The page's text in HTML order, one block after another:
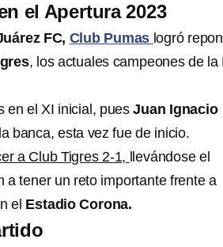
el Apertura 2023
FC, Club Pumas logró
, los actuales campeones de la
en el XI inicial, puesJuan Ignacio
banca, esta vez fue de inicio.
a Club Tigres 2-1,
llevándose el
a tener un reto importante frente a
el Estadio Corona.